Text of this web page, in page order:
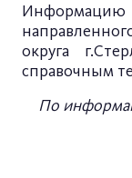
Информацию
округа
справочным
По